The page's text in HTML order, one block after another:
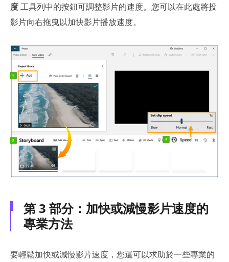
度工具列中的按鈕可調整影片的速度。您可以在此處將投
影片向右拖曳以加快影片播放速度。
第 3 部分：加快或減慢影片速度的
專業方法
要輕鬆加快或減慢影片速度，您還可以求助於一些專業的